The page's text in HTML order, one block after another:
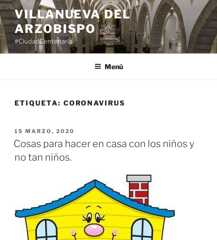
Saltar
al
contenido
VILLANUEVA DEL
ARZOBISPO
#CiudadCentenaria
Menú
ETIQUETA: CORONAVIRUS
PUBLICADO
EL
15 MARZO, 2020
Cosas para hacer en casa con los niños y
no tan niños.